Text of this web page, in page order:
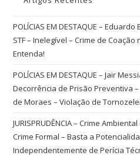
POLÍCIAS EM DESTAQUE –
STF – Inelegível – Crime de
Entenda!
POLÍCIAS EM DESTAQUE – Jair
Decorrência de Prisão Preventiva
de Moraes – Violação de
JURISPRUDÊNCIA – Crime
Crime Formal – Basta a
Independentemente de Perícia